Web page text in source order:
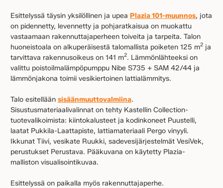
Esittelyssä täysin yksilöllinen ja upea Plazia 101-muunnos, jota
on pidennetty, levennetty ja pohjaratkaisua on muokattu
vastaamaan rakennuttajaperheen toiveita ja tarpeita. Talon
huoneistoala on alkuperäisestä talomallista poiketen 125 m2 ja
tarvittava rakennusoikeus on 141 m2. Lämmönlähteeksi on
valittu poistoilmalämpöpumppu Nibe S735 + SAM 42/44 ja
lämmönjakona toimii vesikiertoinen lattialämmitys.
Talo esitellään sisäänmuuttovalmiina.
Sisustusmateriaalivalinnat on tehty Kastellin Collection-
tuotevalikoimista: kiintokalusteet ja kodinkoneet Puustelli,
laatat Pukkila-Laattapiste, lattiamateriaali Pergo vinyyli.
Ikkunat Tiivi, vesikate Ruukki, sadevesijärjestelmät VesiVek,
perustukset Perustava. Pääkuvana on käytetty Plazia-
malliston visualisointikuvaa.
Esittelyssä on paikalla myös rakennuttajaperhe.